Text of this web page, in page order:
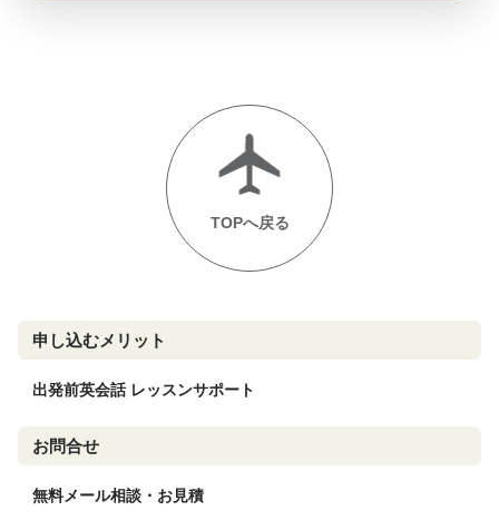
TOPへ戻る
申し込むメリット
出発前英会話 レッスンサポート
お問合せ
無料メール相談・お見積